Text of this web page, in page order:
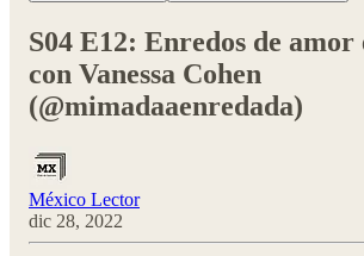
S04 E12: Enredos de
con Vanessa Cohen
(@mimadaaenredada)
México Lector
dic 28, 2022